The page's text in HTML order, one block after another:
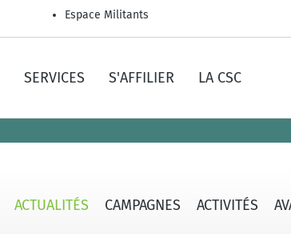
Espace Militants
SERVICES S'AFFILIER LA CSC
ACTUALITÉS CAMPAGNES ACTIVITÉS